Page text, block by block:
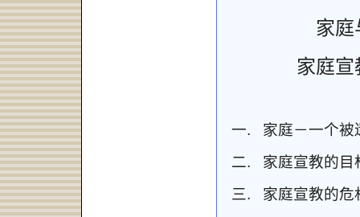
家庭
家庭
一.
家庭－一个被
二.
家庭宣教的目
三.
家庭宣教的危